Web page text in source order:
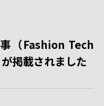
（Fashion Tech
掲載されました